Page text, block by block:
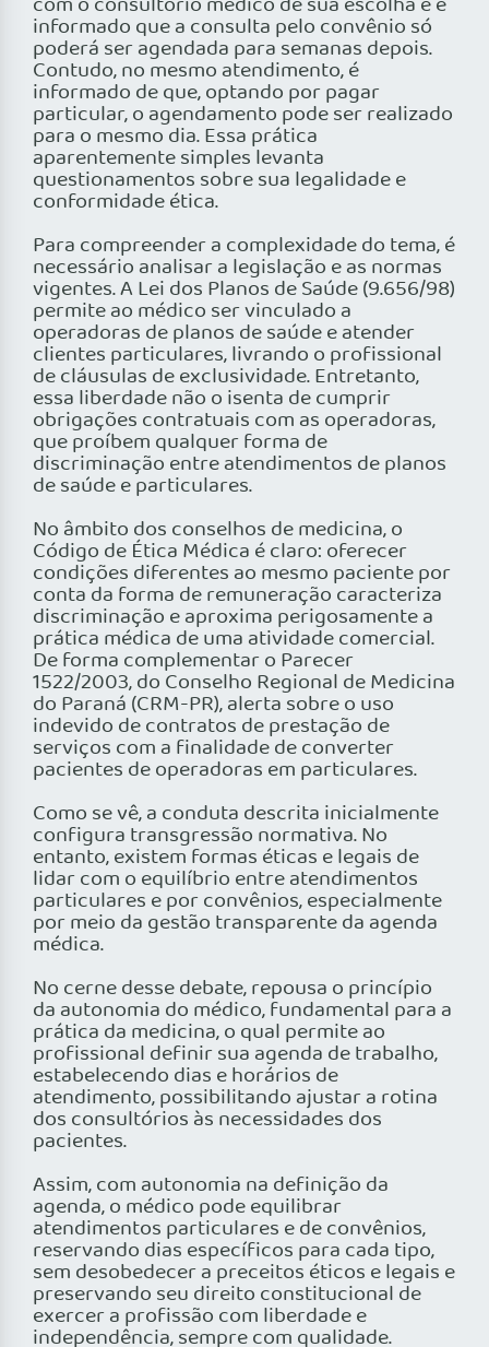
informado que a consulta pelo convênio só
poderá ser agendada para semanas depois.
Contudo, no mesmo atendimento, é
informado de que, optando por pagar
particular, o agendamento pode ser realizado
para o mesmo dia. Essa prática
aparentemente simples levanta
questionamentos sobre sua legalidade e
conformidade ética.
Para compreender a complexidade do tema, é
necessário analisar a legislação e as normas
vigentes. A Lei dos Planos de Saúde (9.656/98)
permite ao médico ser vinculado a
operadoras de planos de saúde e atender
clientes particulares, livrando o profissional
de cláusulas de exclusividade. Entretanto,
essa liberdade não o isenta de cumprir
obrigações contratuais com as operadoras,
que proíbem qualquer forma de
discriminação entre atendimentos de planos
de saúde e particulares.
No âmbito dos conselhos de medicina, o
Código de Ética Médica é claro: oferecer
condições diferentes ao mesmo paciente por
conta da forma de remuneração caracteriza
discriminação e aproxima perigosamente a
prática médica de uma atividade comercial.
De forma complementar o Parecer
1522/2003, do Conselho Regional de Medicina
do Paraná (CRM-PR), alerta sobre o uso
indevido de contratos de prestação de
serviços com a finalidade de converter
pacientes de operadoras em particulares.
Como se vê, a conduta descrita inicialmente
configura transgressão normativa. No
entanto, existem formas éticas e legais de
lidar com o equilíbrio entre atendimentos
particulares e por convênios, especialmente
por meio da gestão transparente da agenda
médica.
No cerne desse debate, repousa o princípio
da autonomia do médico, fundamental para a
prática da medicina, o qual permite ao
profissional definir sua agenda de trabalho,
estabelecendo dias e horários de
atendimento, possibilitando ajustar a rotina
dos consultórios às necessidades dos
pacientes.
Assim, com autonomia na definição da
agenda, o médico pode equilibrar
atendimentos particulares e de convênios,
reservando dias específicos para cada tipo,
sem desobedecer a preceitos éticos e legais e
preservando seu direito constitucional de
exercer a profissão com liberdade e
independência, sempre com qualidade.